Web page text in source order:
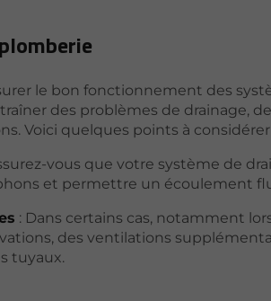
le bon fonctionnement des
des problèmes de drainage,
Voici quelques points à considérer
vous que votre système de
et permettre un écoulement
: Dans certains cas, notamment
des ventilations
tuyaux.